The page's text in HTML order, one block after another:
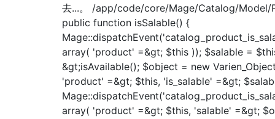
去...。 /app/code/core/Mage/Catalog/Model/
public function isSalable() {
array( 'product' =&gt; $this )); $salable =
&gt;isAvailable(); $object = new
'product' =&gt; $this, 'is_salable' =&gt;
array( 'product' =&gt; $this, 'salable' =&gt;